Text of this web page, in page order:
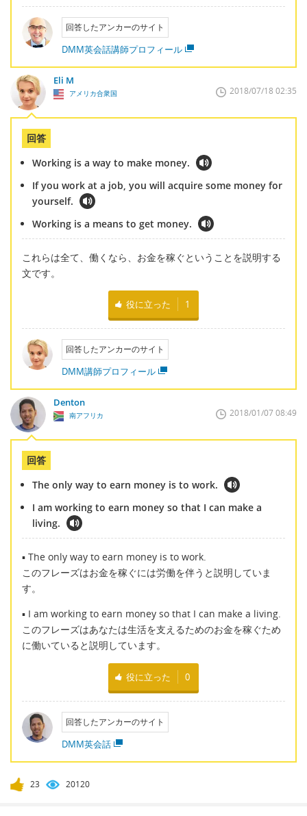
回答したアンカーのサイト
DMM英会話講師プロフィール
Eli M
アメリカ合衆国 2018/07/18 02:35
回答
Working is a way to make money.
If you work at a job, you will acquire some money for
yourself.
Working is a means to get money.
これらは全て、働くなら、お金を稼ぐということを説明する
文です。
役に立った 1
回答したアンカーのサイト
DMM講師プロフィール
Denton
南アフリカ 2018/01/07 08:49
回答
The only way to earn money is to work.
I am working to earn money so that I can make a
living.
▪ The only way to earn money is to work.
このフレーズはお金を稼ぐには労働を伴うと説明していま
す。
▪ I am working to earn money so that I can make a living.
このフレーズはあなたは生活を支えるためのお金を稼ぐため
に働いていると説明しています。
役に立った 0
回答したアンカーのサイト
DMM英会話
23 20120